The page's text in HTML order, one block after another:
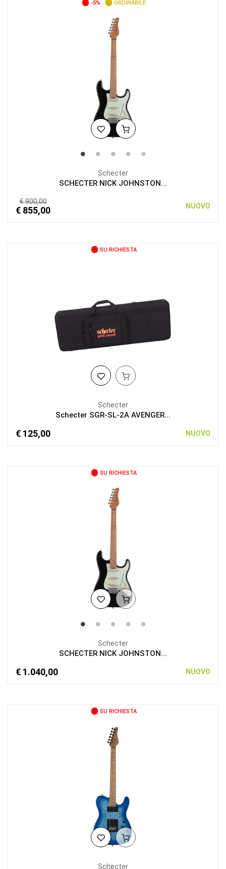
-5% ORDINABILE
Schecter
SCHECTER NICK JOHNSTON...
€ 900,00
€ 855,00 NUOVO
SU RICHIESTA
Schecter
Schecter SGR-SL-2A AVENGER...
€ 125,00 NUOVO
SU RICHIESTA
Schecter
SCHECTER NICK JOHNSTON...
€ 1.040,00 NUOVO
SU RICHIESTA
Schecter